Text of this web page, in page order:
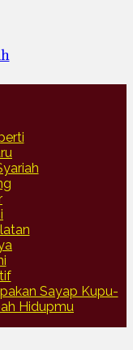
Sayap Kupu-
Hidupmu